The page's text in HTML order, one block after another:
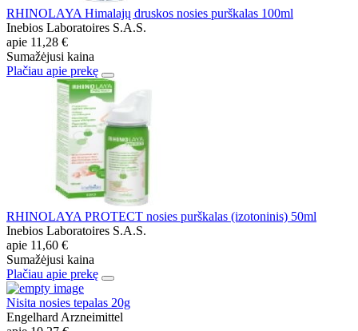
RHINOLAYA Himalajų druskos nosies purškalas 100ml
Inebios Laboratoires S.A.S.
apie 11,28 €
Sumažėjusi kaina
Plačiau apie prekę
RHINOLAYA PROTECT nosies purškalas (izotoninis) 50ml
Inebios Laboratoires S.A.S.
apie 11,60 €
Sumažėjusi kaina
Plačiau apie prekę
Nisita nosies tepalas 20g
Engelhard Arzneimittel